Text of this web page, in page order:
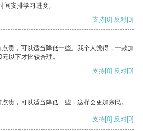
间安排学习进度。
支持[0] 反对[0]
贵，可以适当降低一些。我个人觉得，一款加
以下才比较合理。
支持[0] 反对[0]
贵，可以适当降低一些，这样会更加亲民。
支持[0] 反对[0]